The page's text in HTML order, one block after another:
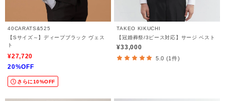
40CARATS&525
【Sサイズ～】ディープブラック ヴェス
ト
¥27,720
20%OFF
さらに10%OFF
TAKEO KIKUCHI
【冠婚葬祭/3ピース対応】サージ ベスト
¥33,000
5.0 (1件)